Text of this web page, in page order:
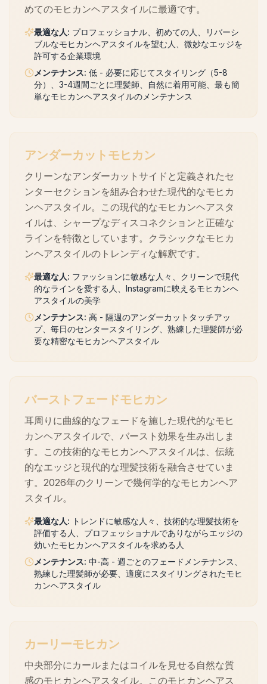
めてのモヒカンヘアスタイルに最適です。
最適な人: プロフェッショナル、初めての人、リバーシ
ブルなモヒカンヘアスタイルを望む人、微妙なエッジを
許可する企業環境
メンテナンス: 低 - 必要に応じてスタイリング（5-8
分）、3-4週間ごとに理髪師、自然に着用可能、最も簡
単なモヒカンヘアスタイルのメンテナンス
アンダーカットモヒカン
クリーンなアンダーカットサイドと定義されたセ
ンターセクションを組み合わせた現代的なモヒカ
ンヘアスタイル。この現代的なモヒカンヘアスタ
イルは、シャープなディスコネクションと正確な
ラインを特徴としています。クラシックなモヒカ
ンヘアスタイルのトレンディな解釈です。
最適な人: ファッションに敏感な人々、クリーンで現代
的なラインを愛する人、Instagramに映えるモヒカンヘ
アスタイルの美学
メンテナンス: 高 - 隔週のアンダーカットタッチアッ
プ、毎日のセンタースタイリング、熟練した理髪師が必
要な精密なモヒカンヘアスタイル
バーストフェードモヒカン
耳周りに曲線的なフェードを施した現代的なモヒ
カンヘアスタイルで、バースト効果を生み出しま
す。この技術的なモヒカンヘアスタイルは、伝統
的なエッジと現代的な理髪技術を融合させていま
す。2026年のクリーンで幾何学的なモヒカンヘア
スタイル。
最適な人: トレンドに敏感な人々、技術的な理髪技術を
評価する人、プロフェッショナルでありながらエッジの
効いたモヒカンヘアスタイルを求める人
メンテナンス: 中-高 - 週ごとのフェードメンテナンス、
熟練した理髪師が必要、適度にスタイリングされたモヒ
カンヘアスタイル
カーリーモヒカン
中央部分にカールまたはコイルを見せる自然な質
感のモヒカンヘアスタイル。このモヒカンヘアス